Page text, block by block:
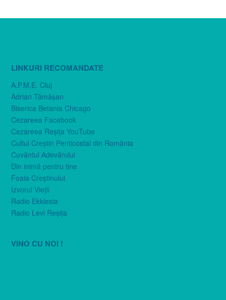
LINKURI RECOMANDATE
A.P.M.E. Cluj
Adrian Tămăşan
Biserica Betania Chicago
Cezareea Facebook
Cezareea Reşiţa YouTube
Cultul Creştin Penticostal din România
Cuvântul Adevărului
Din inimă pentru tine
Foaia Creştinului
Izvorul Vieţii
Radio Ekklesia
Radio Levi Reşiţa
VINO CU NOI !